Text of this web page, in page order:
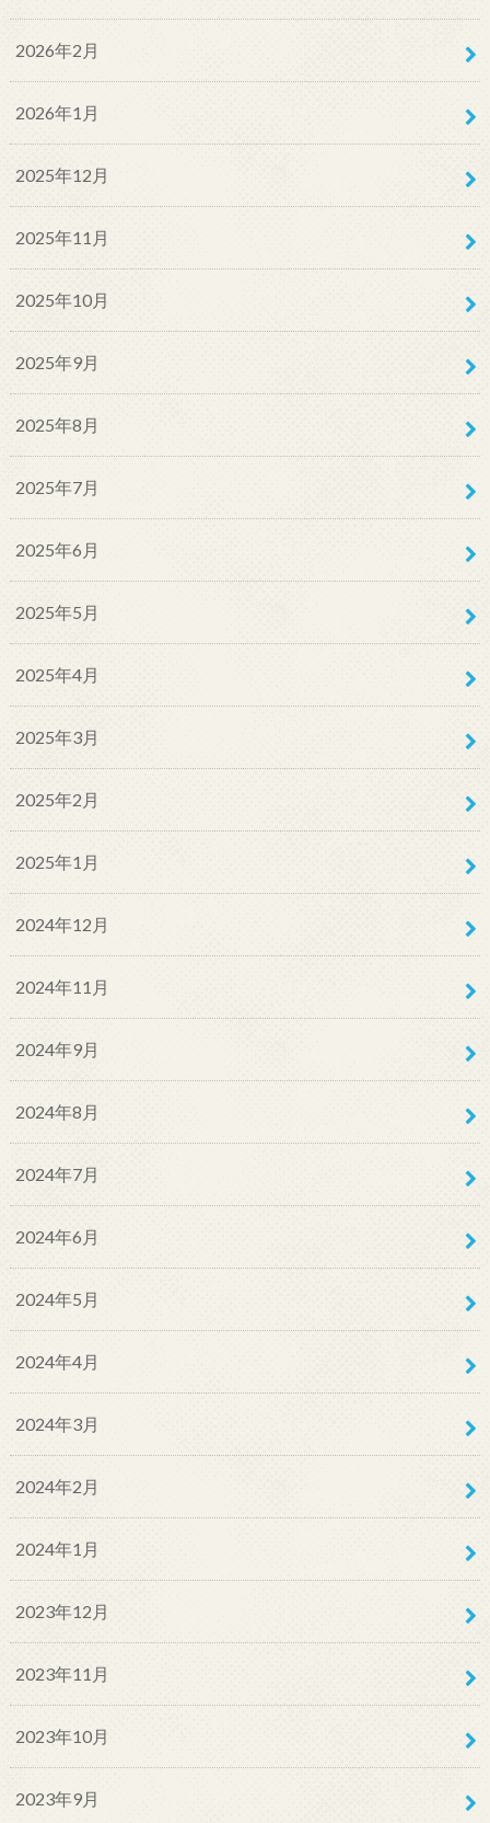
2026年2月
2026年1月
2025年12月
2025年11月
2025年10月
2025年9月
2025年8月
2025年7月
2025年6月
2025年5月
2025年4月
2025年3月
2025年2月
2025年1月
2024年12月
2024年11月
2024年9月
2024年8月
2024年7月
2024年6月
2024年5月
2024年4月
2024年3月
2024年2月
2024年1月
2023年12月
2023年11月
2023年10月
2023年9月